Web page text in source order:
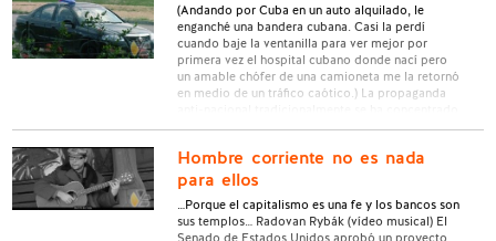
(Andando por Cuba en un auto alquilado, le
enganché una bandera cubana. Casi la perdí
cuando baje la ventanilla para ver mejor por
primera vez el hospital cubano donde nací pero
un amable chófer de una camioneta me la retornó
en medio de un tráfico caótico.) La propaganda
en difamar …
Hombre corriente no es nada
para ellos
…Porque el capitalismo es una fe y los bancos son
sus templos… Radovan Rybák (vídeo musical) El